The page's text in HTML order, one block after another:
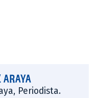
ARAYA
Periodista.